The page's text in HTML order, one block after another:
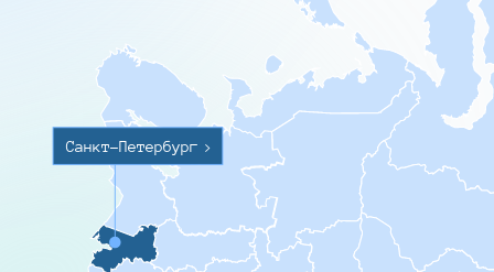
Санкт-Петербург >